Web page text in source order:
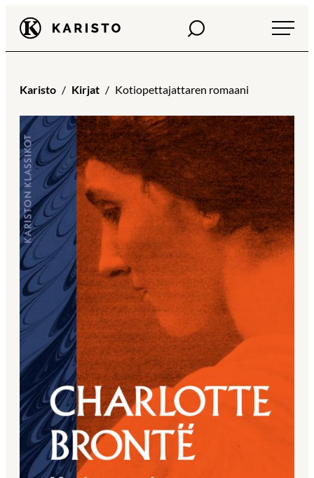
Siirry
suoraan
sisältöön
Karisto Haku
Karisto Kirjat Kotiopettajattaren romaani